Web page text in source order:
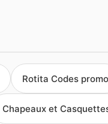
Rotita Codes promo
Chapeaux et